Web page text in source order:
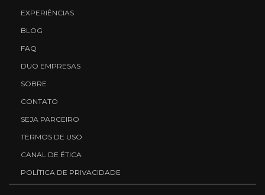
EXPERIÊNCIAS
BLOG
FAQ
DUO EMPRESAS
SOBRE
CONTATO
SEJA PARCEIRO
TERMOS DE USO
CANAL DE ÉTICA
POLÍTICA DE PRIVACIDADE